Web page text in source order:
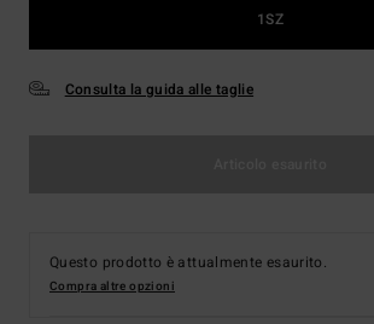
1SZ
Consulta la guida alle taglie
Questo prodotto è attualmente esaurito.
Compra altre opzioni